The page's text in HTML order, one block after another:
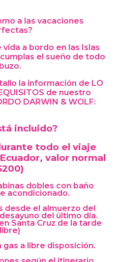
a las vacaciones
a bordo en las Islas
el sueño de todo
buzo.
la información de LO
de nuestro
DARWIN & WOLF:
incluido?
todo el viaje
valor normal
dobles con baño
acondicionado.
desde el almuerzo del
del último día.
Santa Cruz de la tarde
libre)
gas a libre disposición.